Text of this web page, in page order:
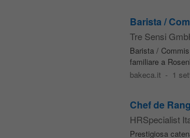
Barista /
Tre Sensi
Barista /
familiare a
bakeca.it - 1
Chef de
HRSpecialist
Prestigiosa